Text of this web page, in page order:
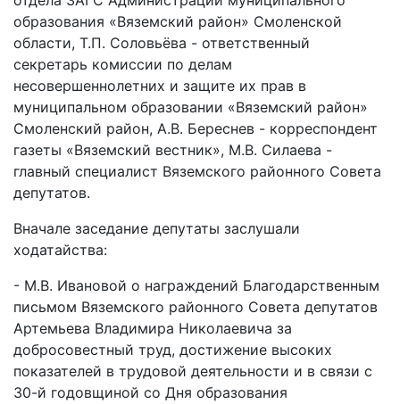
образования «Вяземский район» Смоленской
области, Т.П. Соловьёва - ответственный
секретарь комиссии по делам
несовершеннолетних и защите их прав в
муниципальном образовании «Вяземский район»
Смоленский район, А.В. Береснев - корреспондент
газеты «Вяземский вестник», М.В. Силаева -
главный специалист Вяземского районного Совета
депутатов.
Вначале заседание депутаты заслушали
ходатайства:
- М.В. Ивановой о награждений Благодарственным
письмом Вяземского районного Совета депутатов
Артемьева Владимира Николаевича за
добросовестный труд, достижение высоких
показателей в трудовой деятельности и в связи с
30-й годовщиной со Дня образования